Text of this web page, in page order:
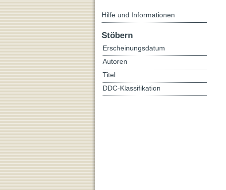
Hilfe und Informationen
Stöbern
Erscheinungsdatum
Autoren
Titel
DDC-Klassifikation